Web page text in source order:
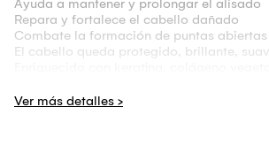
Ayuda a mantener y prolongar el alisado
Repara y fortalece el cabello dañado
Combate la formación de puntas abiertas
El cabello queda protegido, brillante,
Contenido de cada frasco: Shampoo